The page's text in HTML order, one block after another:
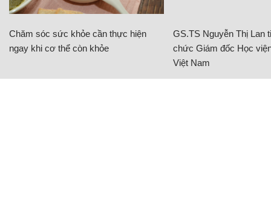
Chăm sóc sức khỏe cần thực hiện
ngay khi cơ thể còn khỏe
GS.TS Nguyễn Thị Lan
chức Giám đốc Học
Việt Nam